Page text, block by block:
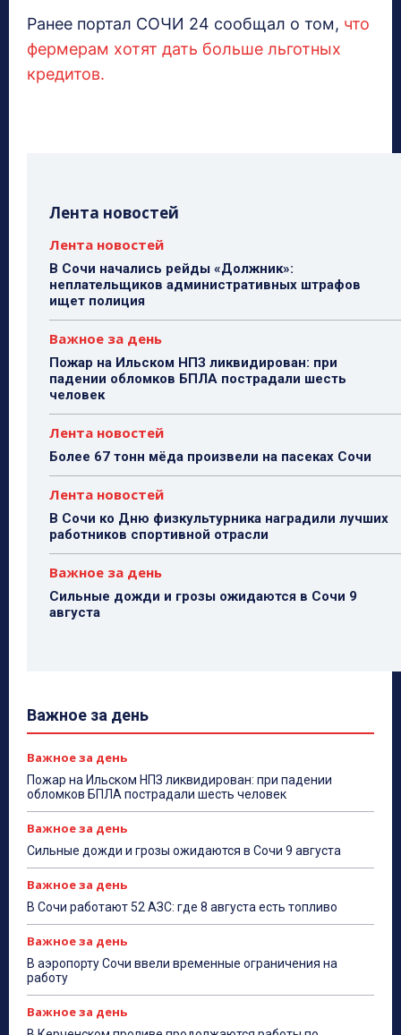
Ранее портал СОЧИ 24 сообщал о том, что
фермерам хотят дать больше льготных
кредитов.
Лента новостей
Лента новостей
В Сочи начались рейды «Должник»:
неплательщиков административных штрафов
ищет полиция
Важное за день
Пожар на Ильском НПЗ ликвидирован: при
падении обломков БПЛА пострадали шесть
человек
Лента новостей
Более 67 тонн мёда произвели на пасеках Сочи
Лента новостей
В Сочи ко Дню физкультурника наградили лучших
работников спортивной отрасли
Важное за день
Сильные дожди и грозы ожидаются в Сочи 9
августа
Важное за день
Важное за день
Пожар на Ильском НПЗ ликвидирован: при падении
обломков БПЛА пострадали шесть человек
Важное за день
Сильные дожди и грозы ожидаются в Сочи 9 августа
Важное за день
В Сочи работают 52 АЗС: где 8 августа есть топливо
Важное за день
В аэропорту Сочи ввели временные ограничения на
работу
Важное за день